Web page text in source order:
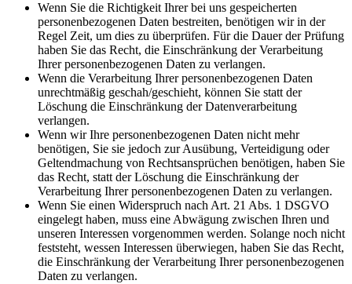
Wenn Sie die Richtigkeit Ihrer bei uns gespeicherten
personenbezogenen Daten bestreiten, benötigen wir in der
Regel Zeit, um dies zu überprüfen. Für die Dauer der Prüfung
haben Sie das Recht, die Einschränkung der Verarbeitung
Ihrer personenbezogenen Daten zu verlangen.
Wenn die Verarbeitung Ihrer personenbezogenen Daten
unrechtmäßig geschah/geschieht, können Sie statt der
Löschung die Einschränkung der Datenverarbeitung
verlangen.
Wenn wir Ihre personenbezogenen Daten nicht mehr
benötigen, Sie sie jedoch zur Ausübung, Verteidigung oder
Geltendmachung von Rechtsansprüchen benötigen, haben Sie
das Recht, statt der Löschung die Einschränkung der
Verarbeitung Ihrer personenbezogenen Daten zu verlangen.
Wenn Sie einen Widerspruch nach Art. 21 Abs. 1 DSGVO
eingelegt haben, muss eine Abwägung zwischen Ihren und
unseren Interessen vorgenommen werden. Solange noch nicht
feststeht, wessen Interessen überwiegen, haben Sie das Recht,
die Einschränkung der Verarbeitung Ihrer personenbezogenen
Daten zu verlangen.